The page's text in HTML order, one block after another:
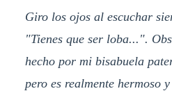
Giro los ojos al escuchar
"Tienes que ser loba...".
hecho por mi bisabuela
pero es realmente hermoso